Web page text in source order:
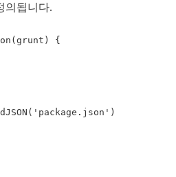
의됩니다.
( grunt ) {
( ' package.json ' )